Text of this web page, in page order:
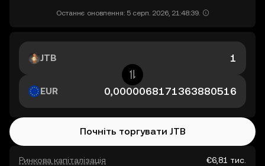
Останнє оновлення: 5 серп. 2026, 21:48:39.
Ринкова капіталізація €6,81 тис.
JTB
EUR
Почніть торгувати JTB